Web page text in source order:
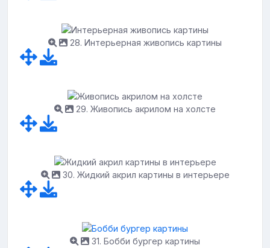
28. Интерьерная живопись картины
29. Живопись акрилом на холсте
30. Жидкий акрил картины в интерьере
31. Бобби бургер картины